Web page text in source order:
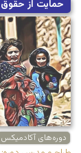
حمایت از حقوق
دوره‌های آکادمیکس